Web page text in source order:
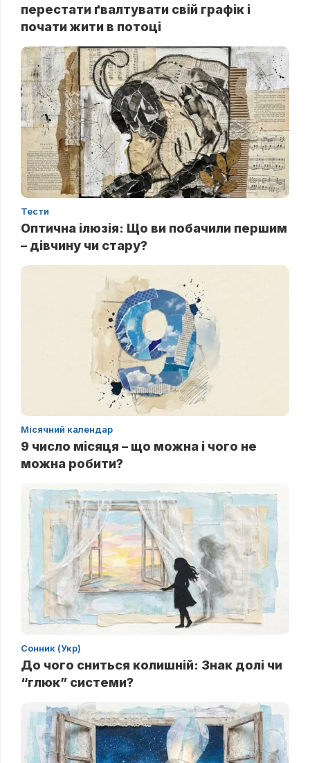
перестати ґвалтувати свій графік і
почати жити в потоці
Тести
Оптична ілюзія: Що ви побачили першим
– дівчину чи стару?
Місячний календар
9 число місяця – що можна і чого не
можна робити?
Сонник (Укр)
До чого сниться колишній: Знак долі чи
“глюк” системи?